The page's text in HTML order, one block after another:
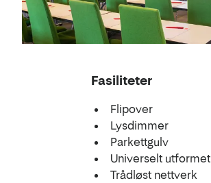
Fasiliteter
Flipover
Lysdimmer
Parkettgulv
Universelt utformet
Trådløst nettverk